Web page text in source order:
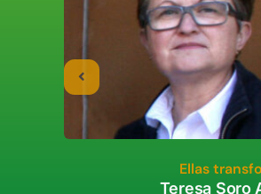
Ellas
Teresa Soro